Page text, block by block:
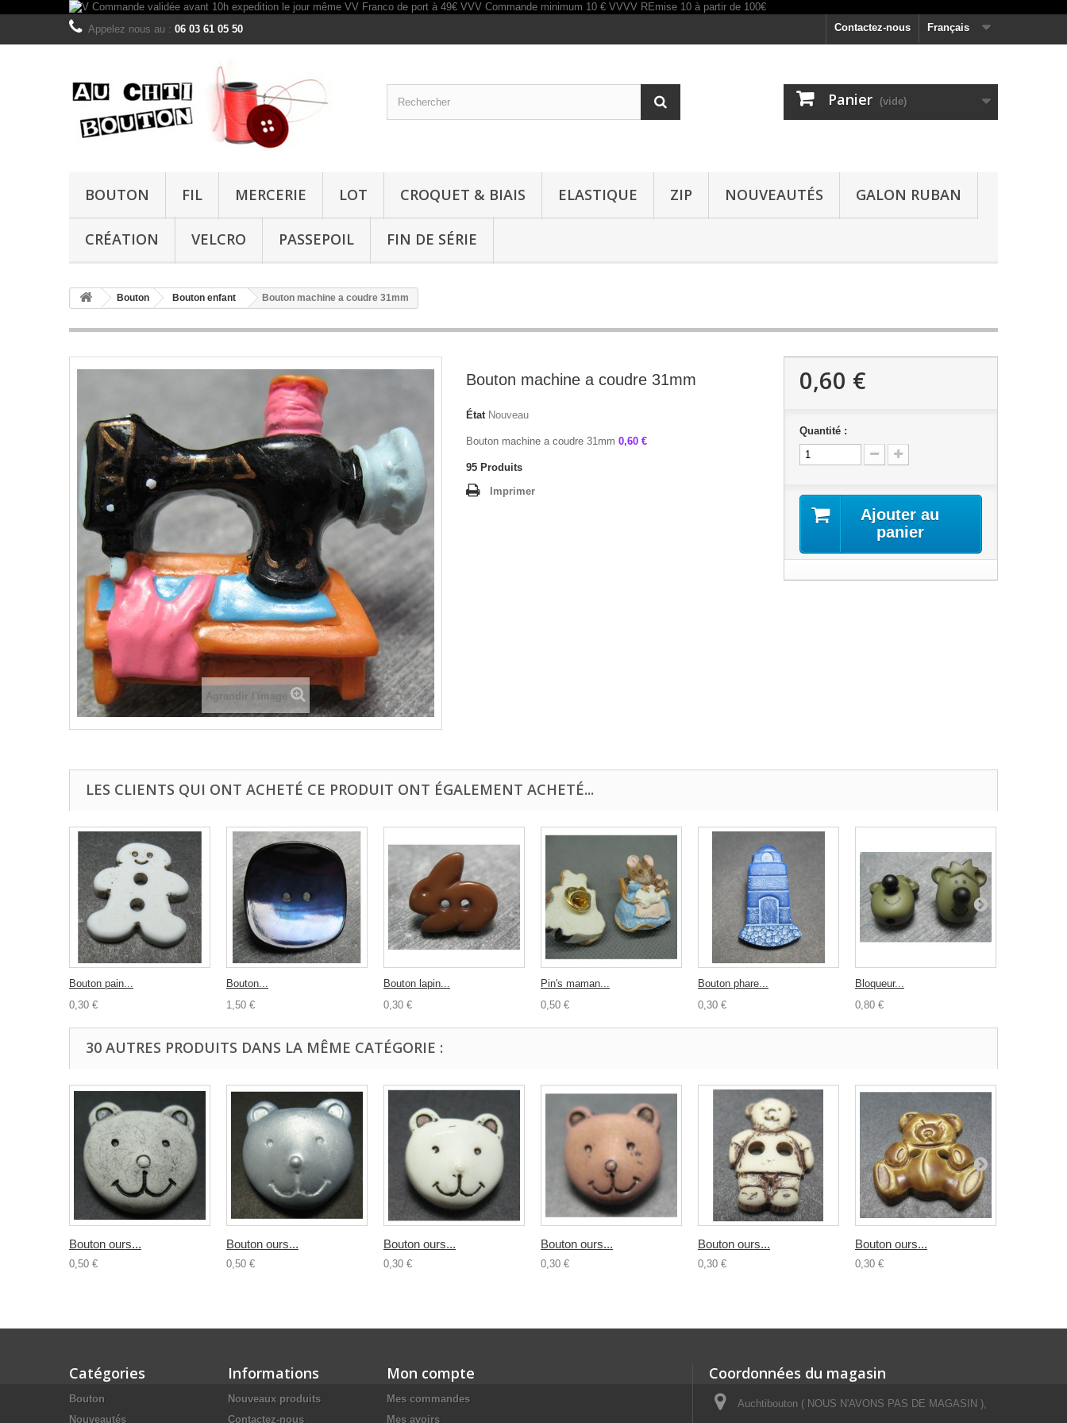
Français
Contactez-nous
Appelez nous au : 06 03 61 05 50
Panier (vide)
BOUTON FIL MERCERIE LOT CROQUET & BIAIS ELASTIQUE ZIP NOUVEAUTÉS GALON RUBAN
CRÉATION VELCRO PASSEPOIL FIN DE SÉRIE
Bouton Bouton enfant Bouton machine a coudre 31mm
Agrandir l'image
Bouton machine a coudre 31mm
État Nouveau
Bouton machine a coudre 31mm 0,60 €
95 Produits
Imprimer
0,60 €
Quantité :
Ajouter au
panier
LES CLIENTS QUI ONT ACHETÉ CE PRODUIT ONT ÉGALEMENT ACHETÉ...
Bouton pain...
0,30 €
Bouton...
1,50 €
Bouton lapin...
0,30 €
Pin's maman...
0,50 €
Bouton phare...
0,30 €
Bloqueur...
0,80 €
30 AUTRES PRODUITS DANS LA MÊME CATÉGORIE :
Bouton ours...
0,50 €
Bouton ours...
0,50 €
Bouton ours...
0,30 €
Bouton ours...
0,30 €
Bouton ours...
0,30 €
Bouton ours...
0,30 €
Catégories
Bouton
Nouveautés
Informations
Nouveaux produits
Contactez-nous
Mon compte
Mes commandes
Mes avoirs
Coordonnées du magasin
Auchtibouton ( NOUS N'AVONS PAS DE MAGASIN ),